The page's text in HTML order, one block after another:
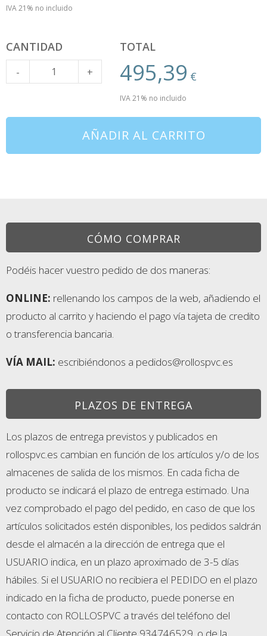
IVA 21% no incluido
CANTIDAD
-
Cantidad +
TOTAL
495,39€
IVA 21% no incluido
AÑADIR AL CARRITO
CÓMO COMPRAR
Podéis hacer vuestro pedido de dos maneras:
ONLINE: rellenando los campos de la web, añadiendo el
producto al carrito y haciendo el pago vía tajeta de credito
o transferencia bancaria.
VÍA MAIL: escribiéndonos a pedidos@rollospvc.es
PLAZOS DE ENTREGA
Los plazos de entrega previstos y publicados en
rollospvc.es cambian en función de los artículos y/o de los
almacenes de salida de los mismos. En cada ficha de
producto se indicará el plazo de entrega estimado. Una
vez comprobado el pago del pedido, en caso de que los
artículos solicitados estén disponibles, los pedidos saldrán
desde el almacén a la dirección de entrega que el
USUARIO indica, en un plazo aproximado de 3-5 días
hábiles. Si el USUARIO no recibiera el PEDIDO en el plazo
indicado en la ficha de producto, puede ponerse en
contacto con ROLLOSPVC a través del teléfono del